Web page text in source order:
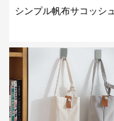
シンプル帆布サコッシュ